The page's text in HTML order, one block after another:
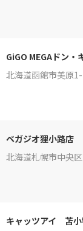
GiGO MEGAドン・
北海道函館市美原
ベガジオ狸小路店
北海道札幌市中央
キャッツアイ 苫小